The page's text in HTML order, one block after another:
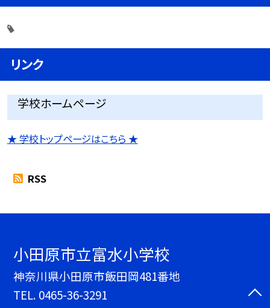
リンク
学校ホームページ
★ 学校トップページはこちら ★
RSS
小田原市立富水小学校
神奈川県小田原市飯田岡481番地
TEL. 0465-36-3291